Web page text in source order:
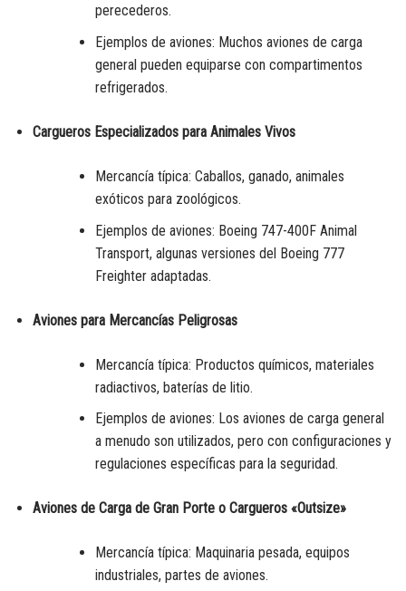
perecederos.
Ejemplos de aviones: Muchos aviones de carga
general pueden equiparse con compartimentos
refrigerados.
Cargueros Especializados para Animales Vivos
Mercancía típica: Caballos, ganado, animales
exóticos para zoológicos.
Ejemplos de aviones: Boeing 747-400F Animal
Transport, algunas versiones del Boeing 777
Freighter adaptadas.
Aviones para Mercancías Peligrosas
Mercancía típica: Productos químicos, materiales
radiactivos, baterías de litio.
Ejemplos de aviones: Los aviones de carga general
a menudo son utilizados, pero con configuraciones y
regulaciones específicas para la seguridad.
Aviones de Carga de Gran Porte o Cargueros «Outsize»
Mercancía típica: Maquinaria pesada, equipos
industriales, partes de aviones.